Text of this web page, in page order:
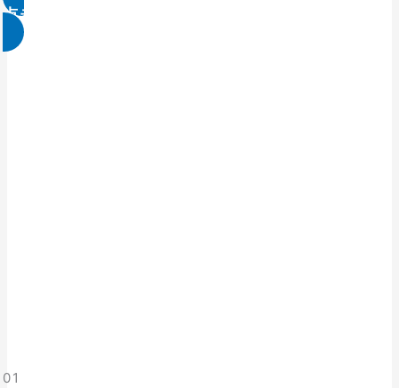
点击免费领取
01